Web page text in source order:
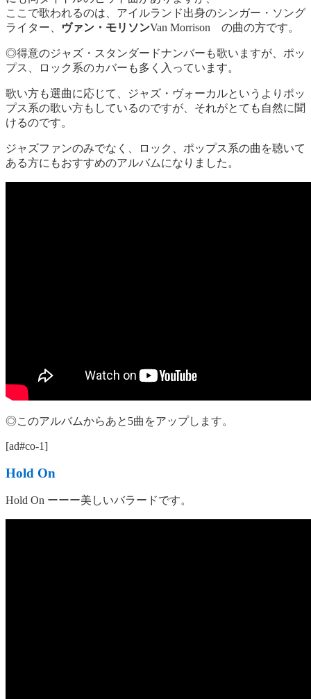
ここで歌われるのは、アイルランド出身のシンガー・ソング
ライター、
ヴァン・モリソンVan Morrison の曲の方です。
◎得意のジャズ・スタンダードナンバーも歌いますが、ポッ
プス、ロック系のカバーも多く入っています。
歌い方も選曲に応じて、ジャズ・ヴォーカルというよりポッ
プス系の歌い方もしているのですが、それがとても自然に聞
けるのです。
ジャズファンのみでなく、ロック、ポップス系の曲を聴いて
ある方にもおすすめのアルバムになりました。
◎このアルバムからあと5曲をアップします。
[ad#co-1]
Hold On
Hold On ーーー美しいバラードです。